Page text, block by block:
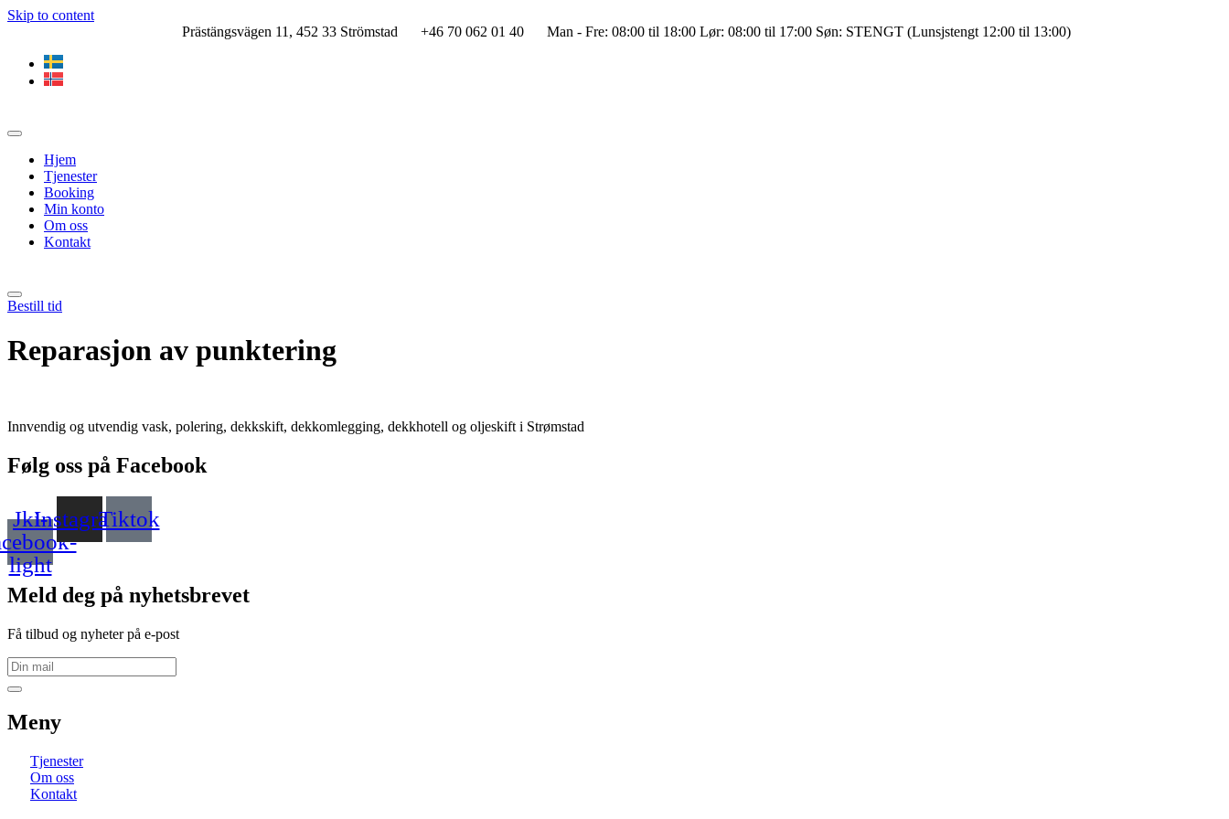
Skip to content
Prästängsvägen 11, 452 33 Strömstad
+46 70 062 01 40 Man - Fre: 08:00 til 18:00 Lør: 08:00 til 17:00 Søn: STENGT (Lunsjstengt 12:00 til 13:00)
Hjem
Tjenester
Booking
Min konto
Om oss
Kontakt
Bestill tid
Reparasjon av punktering
Innvendig og utvendig vask, polering, dekkskift, dekkomlegging, dekkhotell og oljeskift i Strømstad
Følg oss på Facebook
Jki-
light
InstagramTiktok
Meld deg på nyhetsbrevet
Få tilbud og nyheter på e-post
Meny
Tjenester
Om oss
Kontakt